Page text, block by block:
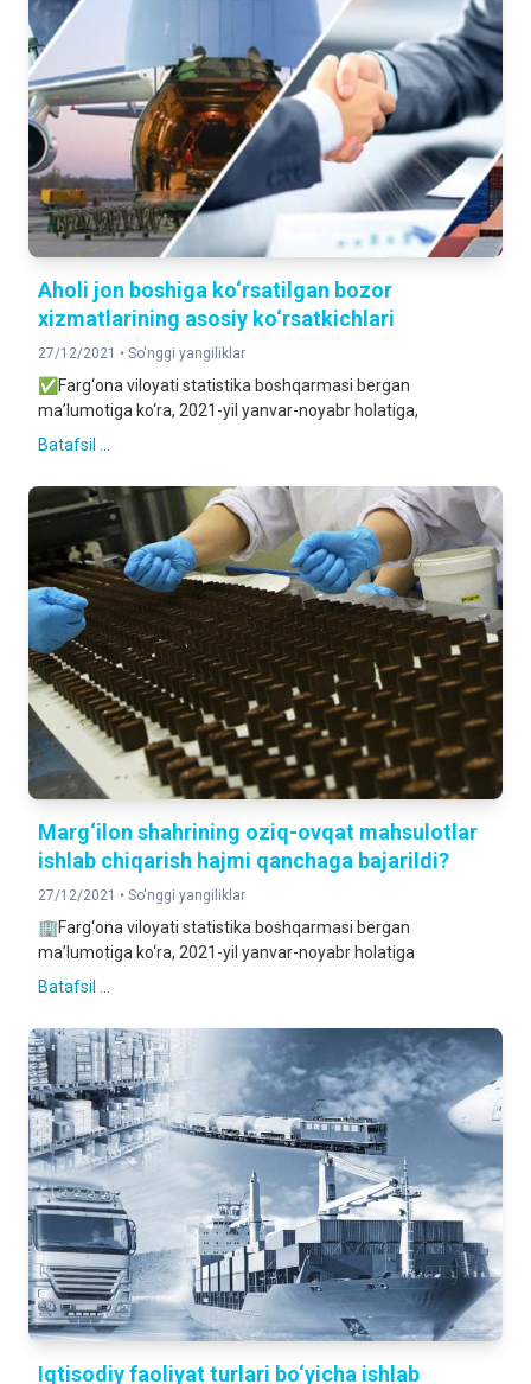
Aholi jon boshiga ko‘rsatilgan bozor
xizmatlarining asosiy ko‘rsatkichlari
27/12/2021 • So'nggi yangiliklar
✅Farg‘ona viloyati statistika boshqarmasi bergan
ma’lumotiga ko‘ra, 2021-yil yanvar-noyabr holatiga,
Batafsil ...
Marg‘ilon shahrining oziq-ovqat mahsulotlar
ishlab chiqarish hajmi qanchaga bajarildi?
27/12/2021 • So'nggi yangiliklar
🏢Farg‘ona viloyati statistika boshqarmasi bergan
ma’lumotiga ko‘ra, 2021-yil yanvar-noyabr holatiga
Batafsil ...
Iqtisodiy faoliyat turlari bo‘yicha ishlab